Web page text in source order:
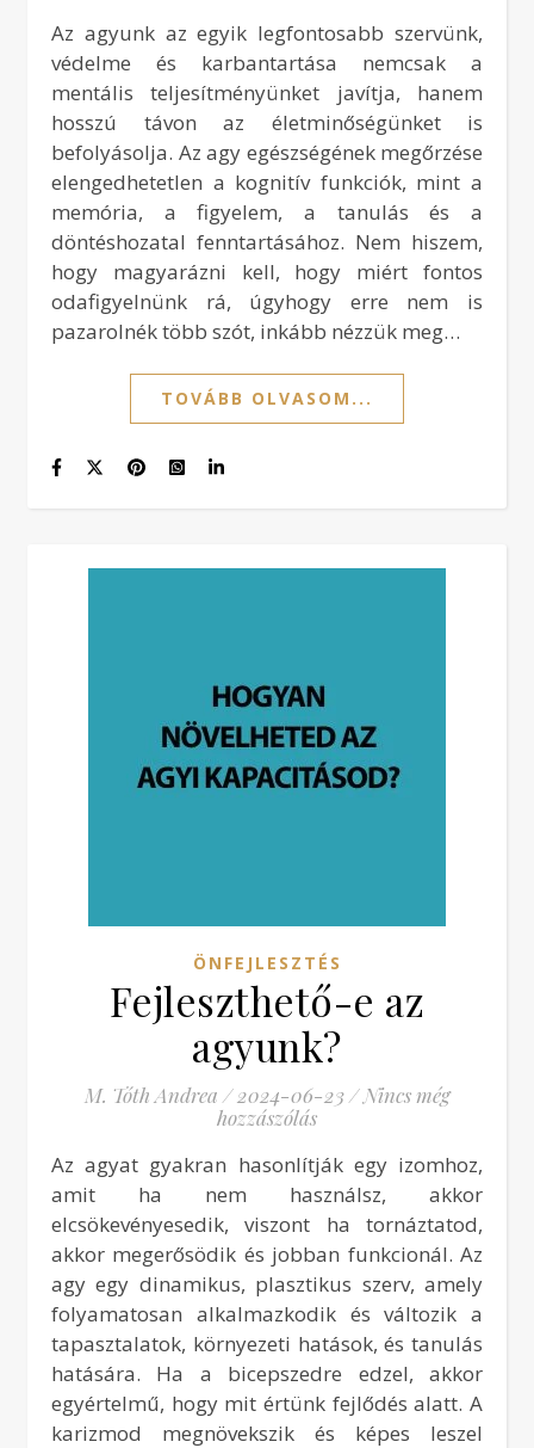
Az agyunk az egyik legfontosabb szervünk,
védelme és karbantartása nemcsak a
mentális teljesítményünket javítja, hanem
hosszú távon az életminőségünket is
befolyásolja. Az agy egészségének megőrzése
elengedhetetlen a kognitív funkciók, mint a
memória, a figyelem, a tanulás és a
döntéshozatal fenntartásához. Nem hiszem,
hogy magyarázni kell, hogy miért fontos
odafigyelnünk rá, úgyhogy erre nem is
pazarolnék több szót, inkább nézzük meg…
TOVÁBB OLVASOM...
ÖNFEJLESZTÉS
Fejleszthető-e az
agyunk?
M. Tóth Andrea / 2024-06-23 / Nincs még
hozzászólás
Az agyat gyakran hasonlítják egy izomhoz,
amit ha nem használsz, akkor
elcsökevényesedik, viszont ha tornáztatod,
akkor megerősödik és jobban funkcionál. Az
agy egy dinamikus, plasztikus szerv, amely
folyamatosan alkalmazkodik és változik a
tapasztalatok, környezeti hatások, és tanulás
hatására. Ha a bicepszedre edzel, akkor
egyértelmű, hogy mit értünk fejlődés alatt. A
karizmod megnövekszik és képes leszel